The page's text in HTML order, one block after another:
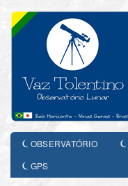
OBSERVATÓRIO
GPS